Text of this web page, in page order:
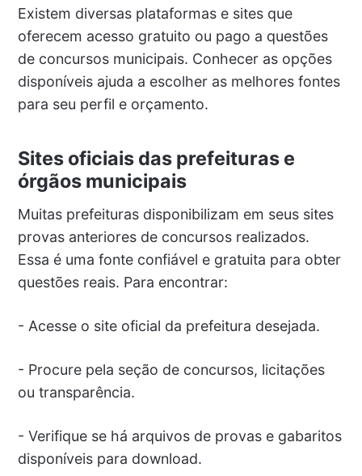
Existem diversas plataformas e sites que
oferecem acesso gratuito ou pago a questões
de concursos municipais. Conhecer as opções
disponíveis ajuda a escolher as melhores fontes
para seu perfil e orçamento.
Sites oficiais das prefeituras e
órgãos municipais
Muitas prefeituras disponibilizam em seus sites
provas anteriores de concursos realizados.
Essa é uma fonte confiável e gratuita para obter
questões reais. Para encontrar:
- Acesse o site oficial da prefeitura desejada.
- Procure pela seção de concursos, licitações
ou transparência.
- Verifique se há arquivos de provas e gabaritos
disponíveis para download.